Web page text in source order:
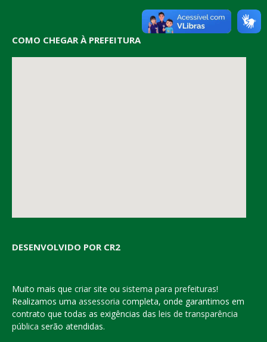
COMO CHEGAR À PREFEITURA
DESENVOLVIDO POR CR2
Muito mais que criar site ou sistema para prefeituras!
Realizamos uma assessoria completa, onde garantimos em
contrato que todas as exigências das leis de transparência
pública serão atendidas.